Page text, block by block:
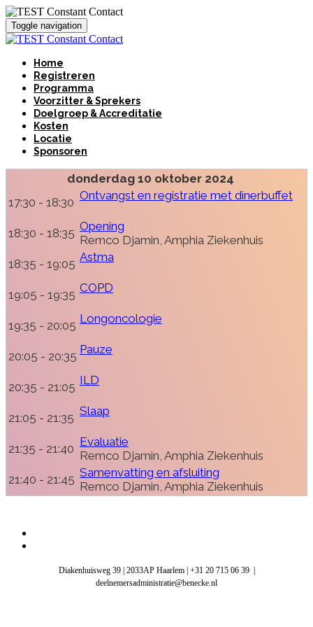
Toggle navigation
Home
Registreren
Programma
Voorzitter & Sprekers
Doelgroep & Accreditatie
Kosten
Locatie
Sponsoren
donderdag 10 oktober 2024
17:30 - 18:30 Ontvangst en registratie met dinerbuffet
18:30 - 18:35 Opening
Remco Djamin, Amphia Ziekenhuis
18:35 - 19:05 Astma
19:05 - 19:35 COPD
19:35 - 20:05 Longoncologie
20:05 - 20:35 Pauze
20:35 - 21:05 ILD
21:05 - 21:35 Slaap
21:35 - 21:40 Evaluatie
Remco Djamin, Amphia Ziekenhuis
21:40 - 21:45 Samenvatting en afsluiting
Remco Djamin, Amphia Ziekenhuis
Diakenhuisweg 39 | 2033AP Haarlem | +31 20 715 06 39 |
deelnemersadministratie@benecke.nl